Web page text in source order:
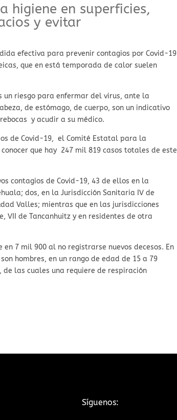
higiene en superficies,
y evitar
efectiva para prevenir contagios por Covid-19
que en está temporada de calor suelen
riesgo para enfermar del virus, ante la
de estómago, de cuerpo, son un indicativo
y acudir a su médico.
de Covid-19, el Comité Estatal para la
que hay 247 mil 819 casos totales de este
contagios de Covid-19, 43 de ellos en la
dos, en la Jurisdicción Sanitaria IV de
Valles; mientras que en las jurisdicciones
VII de Tancanhuitz y en residentes de otra
7 mil 900 al no registrarse nuevos decesos. En
hombres, en un rango de edad de 15 a 79
las cuales una requiere de respiración
Síguenos: